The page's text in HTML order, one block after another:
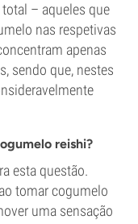
– aqueles que
nas respetivas
apenas
sendo que, nestes
reishi?
esta questão.
tomar cogumelo
uma sensação